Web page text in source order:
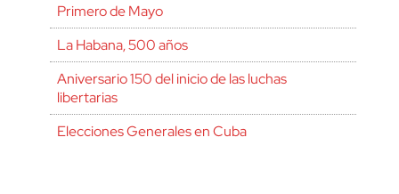
Primero de Mayo
La Habana, 500 años
Aniversario 150 del inicio de las luchas
libertarias
Elecciones Generales en Cuba